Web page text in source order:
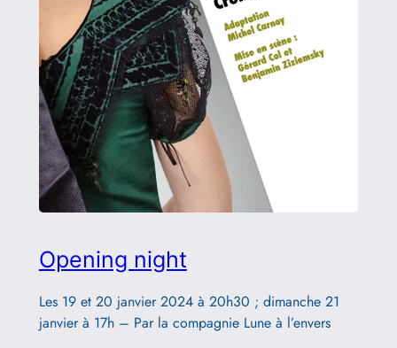
Opening night
Les 19 et 20 janvier 2024 à 20h30 ; dimanche 21
janvier à 17h – Par la compagnie Lune à l’envers